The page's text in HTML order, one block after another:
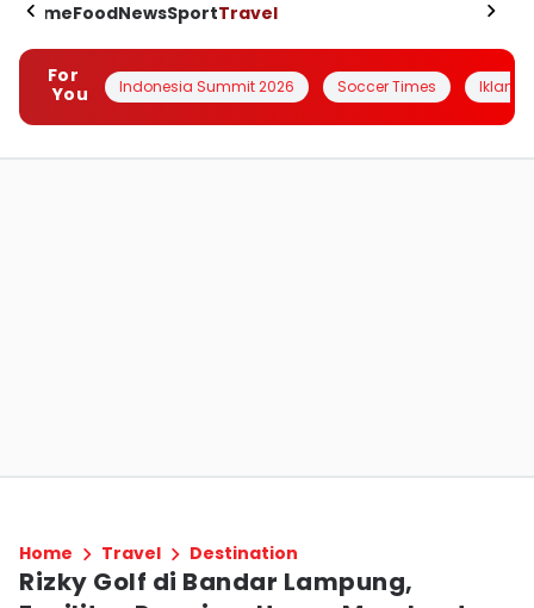
HomeFoodNewsSportTravel
For
You
Indonesia Summit 2026 Soccer Times Iklanin
Home Travel Destination
Rizky Golf di Bandar Lampung,